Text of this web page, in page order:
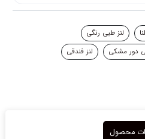
لنز طبی رنگی
دور مشکی
لنز فندقی